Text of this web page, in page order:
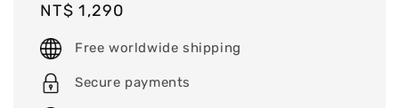
Regular
price
NT$ 1,290
Free worldwide shipping
Secure payments